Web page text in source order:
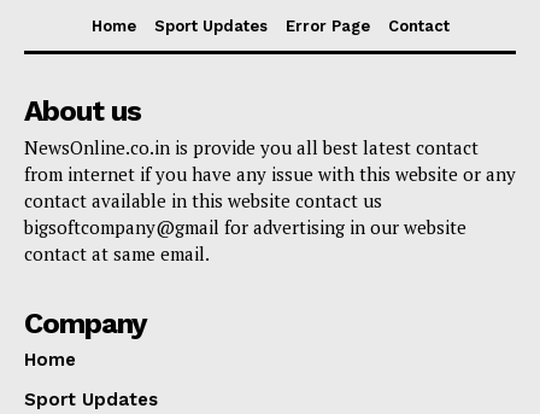
Home Sport Updates Error Page Contact
About us
NewsOnline.co.in is provide you all best latest contact
from internet if you have any issue with this website or any
contact available in this website contact us
bigsoftcompany@gmail for advertising in our website
contact at same email.
Company
Home
Sport Updates